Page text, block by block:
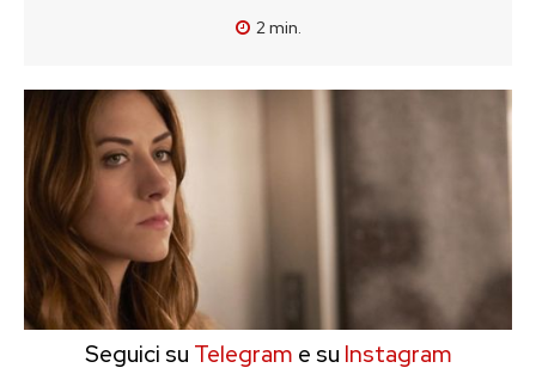
2min.
Seguici su Telegram e su Instagram